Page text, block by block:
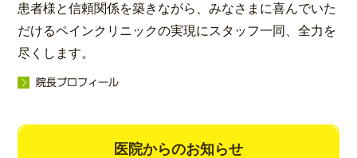
患者様と信頼関係を築きながら、みなさまに喜んでいた
だけるペインクリニックの実現にスタッフ一同、全力を
尽くします。
医院からのお知らせ